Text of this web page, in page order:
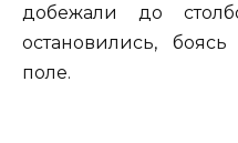
добежали до
остановились,
поле.